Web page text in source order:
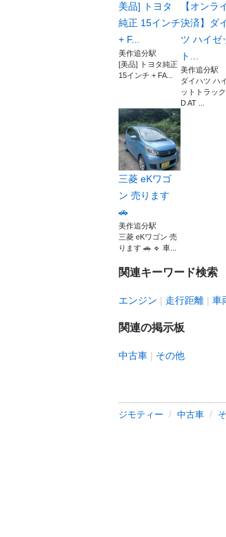
美品] トヨタ
純正 15インチ
+ F...
美作追分駅
[美品] トヨタ純正
15インチ + FA...
【オンラ
決済】ダ
ツ ハイゼ
ト...
美作追分駅
ダイハツ ハ
ットトラッ
D AT ...
三菱 eKワゴ
ン 売ります
🚗
美作追分駅
三菱 eKワゴン 売
ります 🚗 🔹 車...
関連キーワード検索
エンジン 走行距離 車
関連の掲示板
中古車 その他
ジモティー 中古車